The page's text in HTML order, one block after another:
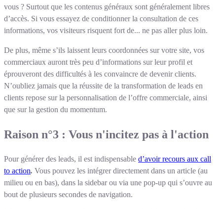
vous ? Surtout que les contenus généraux sont généralement libres
d’accès. Si vous essayez de conditionner la consultation de ces
informations, vos visiteurs risquent fort de... ne pas aller plus loin.
De plus, même s’ils laissent leurs coordonnées sur votre site, vos
commerciaux auront très peu d’informations sur leur profil et
éprouveront des difficultés à les convaincre de devenir clients.
N’oubliez jamais que la réussite de la transformation de leads en
clients repose sur la personnalisation de l’offre commerciale, ainsi
que sur la gestion du momentum.
Raison n°3 : Vous n'incitez pas à l'action
Pour générer des leads, il est indispensable d’avoir recours aux call
to action. Vous pouvez les intégrer directement dans un article (au
milieu ou en bas), dans la sidebar ou via une pop-up qui s’ouvre au
bout de plusieurs secondes de navigation.